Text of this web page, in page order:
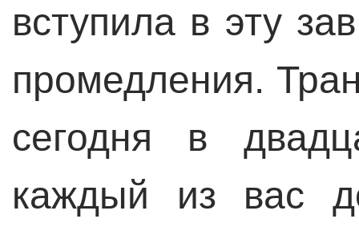
вступила в эту
промедления.
сегодня в
каждый из вас